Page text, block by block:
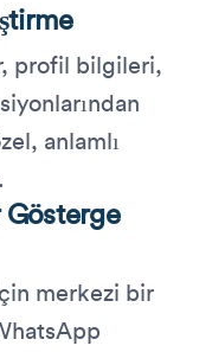
profil bilgileri,
anlamlı
Gösterge
merkezi bir